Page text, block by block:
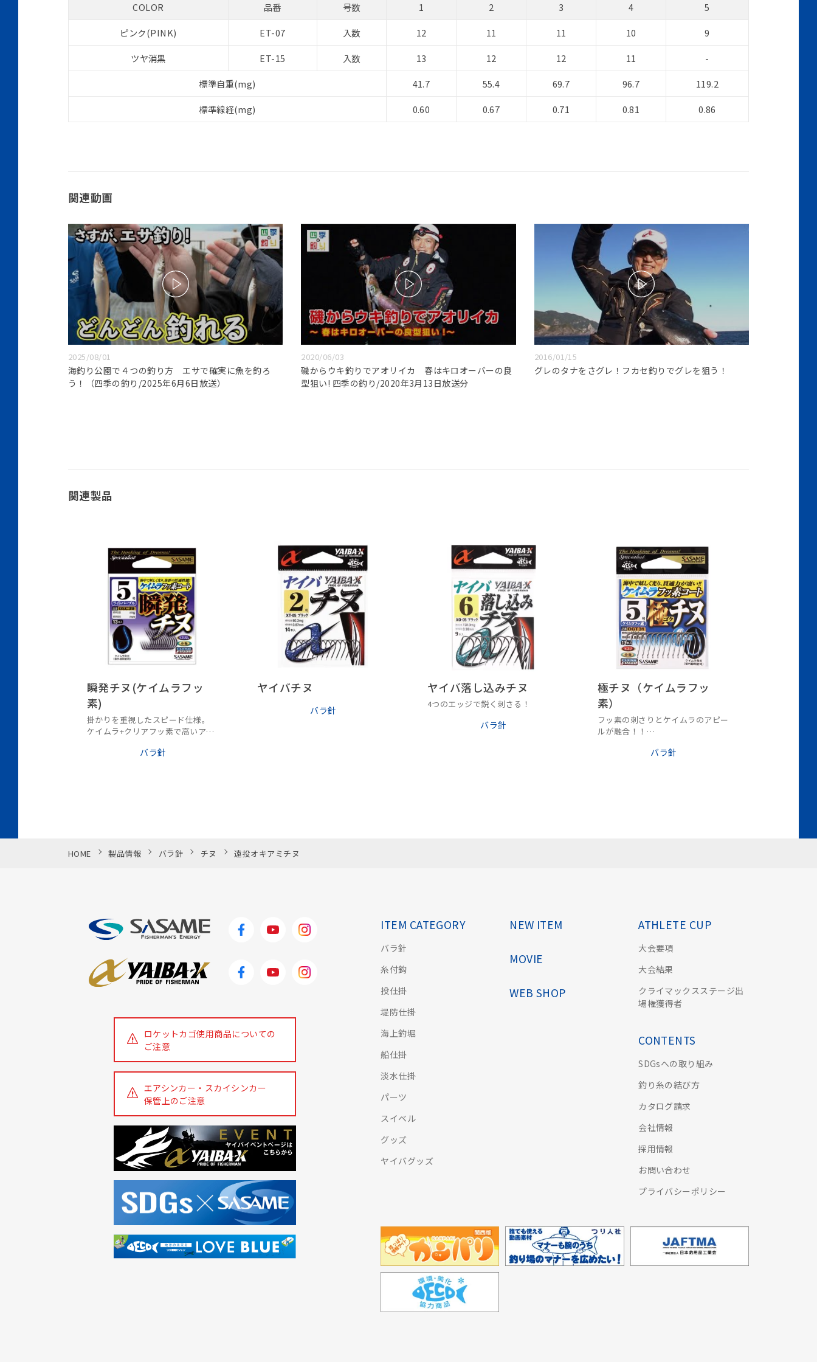
COLOR 品番 号数 1 2 3 4
5
ピンク(PINK)
ET-07 入数 12 11 11 10
9
ツヤ消黒
ET-15 入数 13 12 12 11
-
標準自重(mg)
41.7 55.4 69.7 96.7
119.2
標準線経(mg)
0.60 0.67 0.71 0.81 0.86
関連動画
2025/08/01
海釣り公園で４つの釣り方 エサで確実に魚を釣ろ
う！（四季の釣り/2025年6月6日放送）
2020/06/03
磯からウキ釣りでアオリイカ 春はキロオーバーの良
型狙い! 四季の釣り/2020年3月13日放送分
2016/01/15
グレのタナをさグレ！フカセ釣りでグレを狙う！
関連製品
瞬発チヌ(ケイムラフッ
素)
掛かりを重視したスピード仕様。
ケイムラ+クリアフッ素で高いアピ
中軸線径でチヌのみならず、マダイ
バラ針
ヤイバチヌ
バラ針
ヤイバ落し込みチヌ
4つのエッジで鋭く刺さる！
バラ針
極チヌ（ケイムラフッ
素）
フッ素の刺さりとケイムラのアピー
ルが融合！！
バラ針
HOME 製品情報 バラ針 チヌ 遠投オキアミチヌ
ロケットカゴ使用商品についての
ご注意
エアシンカー・スカイシンカー
保管上のご注意
ITEM CATEGORY
バラ針
糸付鈎
投仕掛
堤防仕掛
海上釣堀
船仕掛
淡水仕掛
パーツ
スイベル
グッズ
ヤイバグッズ
NEW ITEM
MOVIE
WEB SHOP
ATHLETE CUP
大会要項
大会結果
クライマックスステージ出
場権獲得者
CONTENTS
SDGsへの取り組み
釣り糸の結び方
カタログ請求
会社情報
採用情報
お問い合わせ
プライバシーポリシー